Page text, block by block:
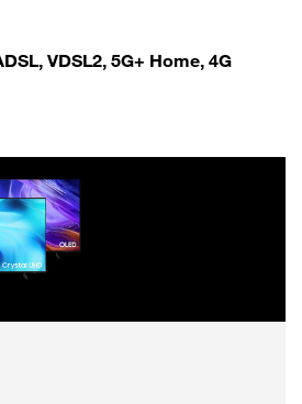
VDSL2, 5G+ Home, 4G